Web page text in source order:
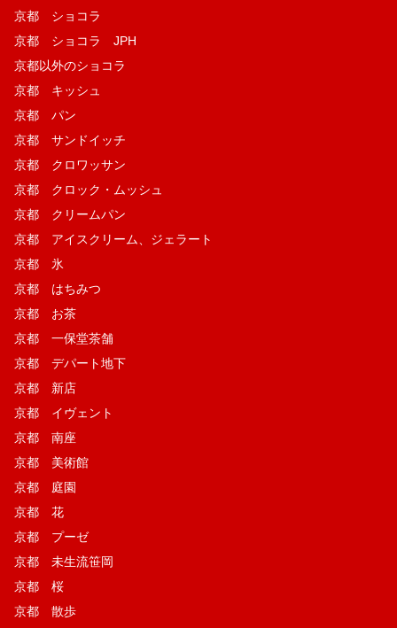
京都 ショコラ
京都 ショコラ JPH
京都以外のショコラ
京都 キッシュ
京都 パン
京都 サンドイッチ
京都 クロワッサン
京都 クロック・ムッシュ
京都 クリームパン
京都 アイスクリーム、ジェラート
京都 氷
京都 はちみつ
京都 お茶
京都 一保堂茶舗
京都 デパート地下
京都 新店
京都 イヴェント
京都 南座
京都 美術館
京都 庭園
京都 花
京都 プーゼ
京都 未生流笹岡
京都 桜
京都 散歩